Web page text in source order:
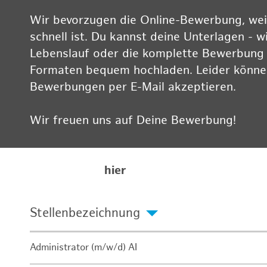
Wir bevorzugen die Online-Bewerbung,
schnell ist. Du kannst deine Unterlagen -
Lebenslauf oder die komplette
Formaten bequem hochladen. Leider
Bewerbungen per E-Mail akzeptieren.
Wir freuen uns auf Deine Bewerbung!
hier
Stellenbezeichnung
Administrator (m/w/d) AI